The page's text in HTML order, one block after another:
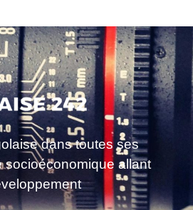
dans toutes ses
socioéconomique allant